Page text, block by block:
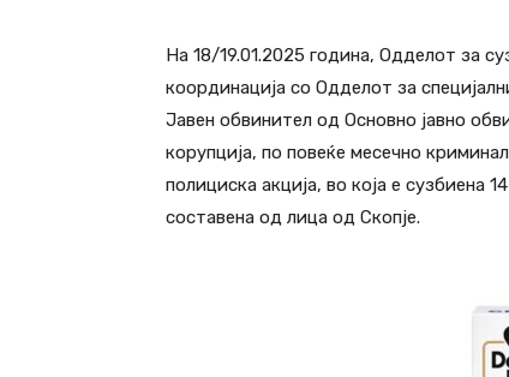
На 18/19.01.2025 година, Одделот за
координација со Одделот за
Јавен обвинител од Основно јавно
корупција, по повеќе месечно
полициска акција, во која е сузбиена
составена од лица од Скопје.